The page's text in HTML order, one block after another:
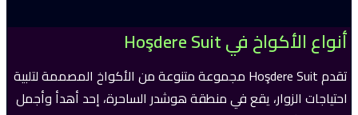
أنواع الأكواخ في Hoşdere Suit
تقدم Hoşdere Suit مجموعة متنوعة من الأكواخ المصممة لتلبية
احتياجات الزوار، يقع في منطقة هوشدر الساحرة، إحد أهدأ وأجمل